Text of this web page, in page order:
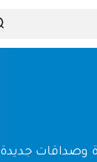
وصداقات جديدة